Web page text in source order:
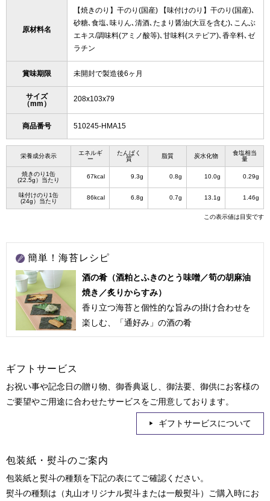
原材料名
【焼きのり】干のり(国産) 【味付けのり】干のり(国産)､
砂糖､食塩､味りん､清酒､たまり醤油(大豆を含む)､こんぶ
エキス/調味料(アミノ酸等)､甘味料(ステビア)､香辛料､ゼ
ラチン
賞味期限 未開封で製造後6ヶ月
サイズ
（mm）
208x103x79
商品番号 510245-HMA15
栄養成分表示
エネルギ
ー
たんぱく
質
脂質 炭水化物
食塩相当
量
焼きのり1缶
(22.5g）当たり
67kcal 9.3g 0.8g 10.0g 0.29g
味付けのり1缶
(24g）当たり
86kcal 6.8g 0.7g 13.1g 1.46g
この表示値は目安です
簡単！海苔レシピ
酒の肴（酒粕とふきのとう味噌／筍の胡麻油
焼き／炙りからすみ）
香り立つ海苔と個性的な旨みの掛け合わせを
楽しむ、「通好み」の酒の肴
ギフトサービス
お祝い事や記念日の贈り物、御香典返し、御法要、御供にお客様の
ご要望やご用途に合わせたサービスをご用意しております。
ギフトサービスについて
包装紙・熨斗のご案内
包装紙と熨斗の種類を下記の表にてご確認ください。
熨斗の種類は（丸山オリジナル熨斗または一般熨斗）ご購入時にお